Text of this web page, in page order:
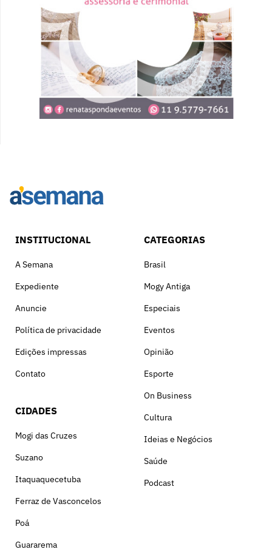
INSTITUCIONAL
A Semana
Expediente
Anuncie
Política de privacidade
Edições impressas
Contato
CIDADES
Mogi das Cruzes
Suzano
Itaquaquecetuba
Ferraz de Vasconcelos
Poá
Guararema
CATEGORIAS
Brasil
Mogy Antiga
Especiais
Eventos
Opinião
Esporte
On Business
Cultura
Ideias e Negócios
Saúde
Podcast